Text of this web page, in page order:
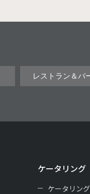
レストラン＆バ
ケータリング
ケータリン